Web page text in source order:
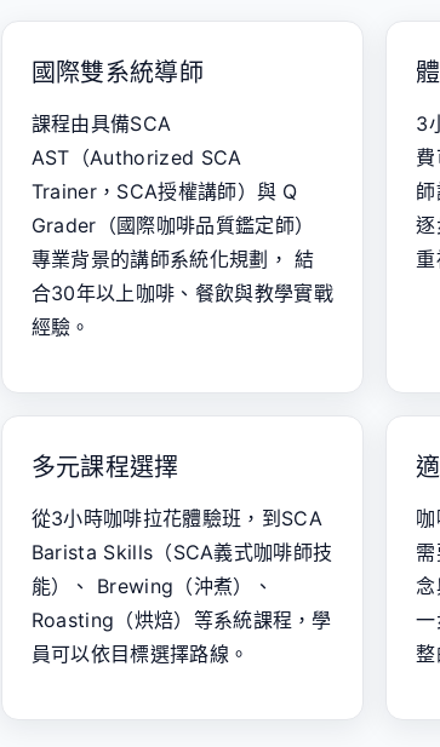
國際雙系統導師
課程由具備SCA
AST（Authorized SCA
Trainer，SCA授權講師）與 Q
Grader（國際咖啡品質鑑定師）
專業背景的講師系統化規劃， 結
合30年以上咖啡、餐飲與教學實戰
經驗。
3
逐
重
多元課程選擇
從3小時咖啡拉花體驗班，到SCA
Barista Skills（SCA義式咖啡師技
能）、 Brewing（沖煮）、
Roasting（烘焙）等系統課程，學
員可以依目標選擇路線。
一
整